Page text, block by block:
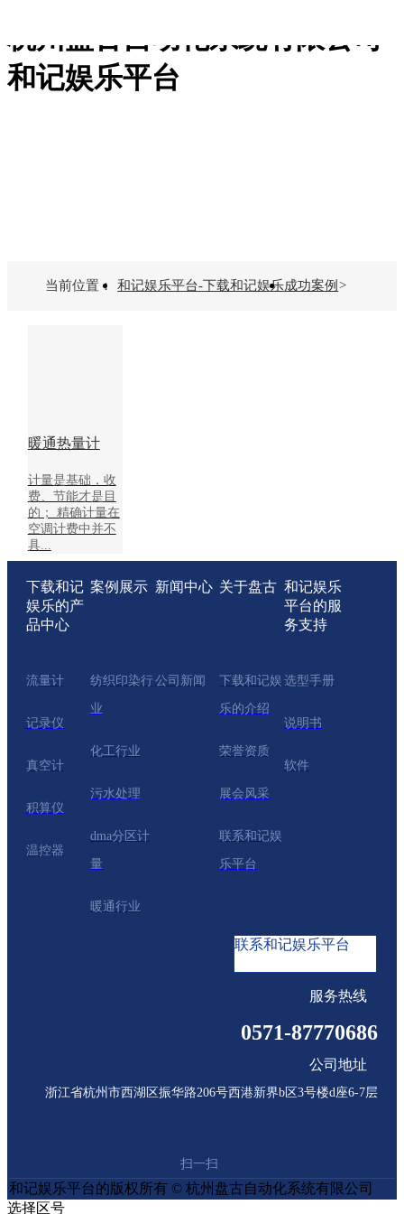
杭州盘古自动化系统有限公司-
和记娱乐平台
和记娱乐平台-下载和记娱乐
下载和记娱乐的产品中心
复合真空计
高真空计
纺织印染行业
化工行业
污水处理
暖通行业
楼宇空调制冷
二次供水-泵站流量计
新闻中心
关于盘古
荣誉资质
联系和记娱乐平台
和记娱乐平台的服务支持
选型手册
当前位置： 和记娱乐平台-下载和记娱乐成功案例 >
暖通热量计
计量是基础，收
费、节能才是目
的； 精确计量在
空调计费中并不
具...
下载和记
娱乐的产
品中心
案例展示 新闻中心 关于盘古 和记娱乐
平台的服
务支持
流量计
记录仪
真空计
积算仪
温控器
纺织印染行
业
化工行业
污水处理
dma分区计
量
暖通行业
公司新闻 下载和记娱
乐的介绍
荣誉资质
展会风采
联系和记娱
乐平台
选型手册
说明书
软件
联系和记娱乐平台
服务热线
0571-87770686
公司地址
浙江省杭州市西湖区振华路206号西港新界b区3号楼d座6-7层
扫一扫
和记娱乐平台的版权所有 © 杭州盘古自动化系统有限公司
选择区号